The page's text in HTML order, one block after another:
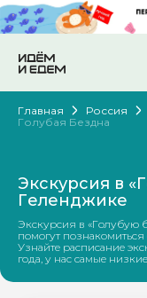
Главная Россия
Голубая Бездна
Экскурсия в
Геленджике
Экскурсия в «Голубую
помогут
Узнайте расписание
года, у нас самые